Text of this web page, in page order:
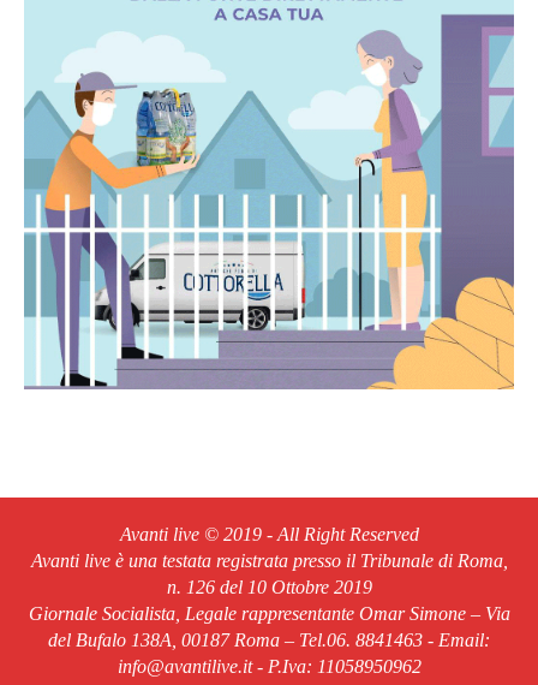
Avanti live © 2019 - All Right Reserved
Avanti live è una testata registrata presso il Tribunale di Roma,
n. 126 del 10 Ottobre 2019
Giornale Socialista, Legale rappresentante Omar Simone – Via
del Bufalo 138A, 00187 Roma – Tel.06. 8841463 - Email:
info@avantilive.it - P.Iva: 11058950962